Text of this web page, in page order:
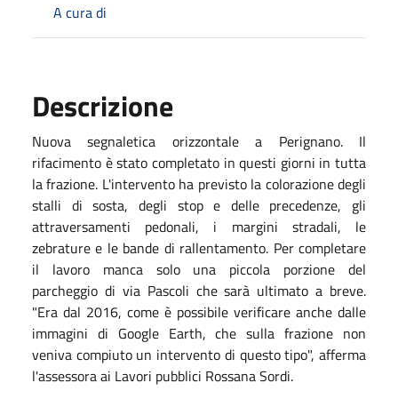
A cura di
Descrizione
Nuova segnaletica orizzontale a Perignano. Il
rifacimento è stato completato in questi giorni in tutta
la frazione. L'intervento ha previsto la colorazione degli
stalli di sosta, degli stop e delle precedenze, gli
attraversamenti pedonali, i margini stradali, le
zebrature e le bande di rallentamento. Per completare
il lavoro manca solo una piccola porzione del
parcheggio di via Pascoli che sarà ultimato a breve.
"Era dal 2016, come è possibile verificare anche dalle
immagini di Google Earth, che sulla frazione non
veniva compiuto un intervento di questo tipo", afferma
l'assessora ai Lavori pubblici Rossana Sordi.